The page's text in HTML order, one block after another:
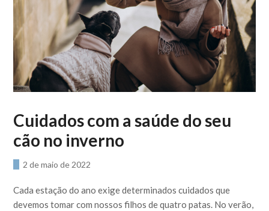
Cuidados com a saúde do seu
cão no inverno
2 de maio de 2022
Cada estação do ano exige determinados cuidados que
devemos tomar com nossos filhos de quatro patas. No verão,